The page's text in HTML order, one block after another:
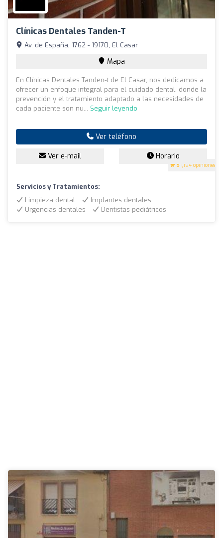
Clínicas Dentales Tanden-T
5 (194 opiniones)
Av. de España, 1762 - 19170, El Casar
Mapa
En Clínicas Dentales Tanden-t de El Casar, nos dedicamos a
ofrecer un enfoque integral para el cuidado dental, donde la
prevención y el tratamiento adaptado a las necesidades de
cada paciente son nu... Seguir leyendo
Ver teléfono
Ver e-mail Horario
Servicios y Tratamientos:
Limpieza dental
Implantes dentales
Urgencias dentales
Dentistas pediátricos